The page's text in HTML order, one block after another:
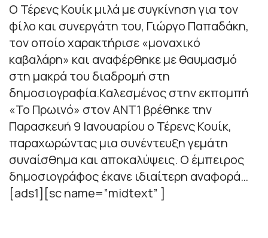
Ο Τέρενς Κουίκ μιλά με συγκίνηση για τον
φίλο και συνεργάτη του, Γιώργο Παπαδάκη,
τον οποίο χαρακτήρισε «μοναχικό
καβαλάρη» και αναφέρθηκε με θαυμασμό
στη μακρά του διαδρομή στη
δημοσιογραφία.Καλεσμένος στην εκπομπή
«Το Πρωινό» στον ΑΝΤ1 βρέθηκε την
Παρασκευή 9 Ιανουαρίου ο Τέρενς Κουίκ,
παραχωρώντας μια συνέντευξη γεμάτη
συναίσθημα και αποκαλύψεις. Ο έμπειρος
δημοσιογράφος έκανε ιδιαίτερη αναφορά…
[ads1][sc name=”midtext” ]